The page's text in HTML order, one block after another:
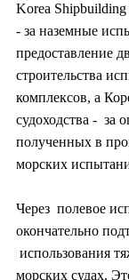
Korea
- за наземные
предоставление
строительства
комплексов, а
судоходства -  за
полученных в
морских
Через  полевое
окончательно
использования
морских судах.